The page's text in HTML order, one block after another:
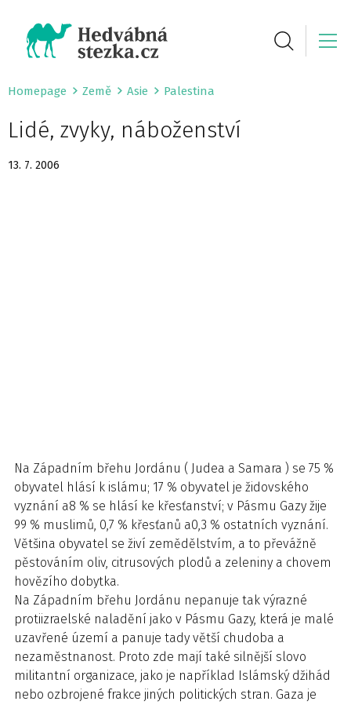
Homepage Země Asie Palestina
Lidé, zvyky, náboženství
13. 7. 2006
Na Západním břehu Jordánu ( Judea a Samara ) se 75 %
obyvatel hlásí k islámu; 17 % obyvatel je židovského
vyznání a8 % se hlásí ke křesťanství; v Pásmu Gazy žije
99 % muslimů, 0,7 % křesťanů a0,3 % ostatních vyznání.
Většina obyvatel se živí zemědělstvím, a to převážně
pěstováním oliv, citrusových plodů a zeleniny a chovem
hovězího dobytka.
Na Západním břehu Jordánu nepanuje tak výrazné
protiizraelské naladění jako v Pásmu Gazy, která je malé
uzavřené území a panuje tady větší chudoba a
nezaměstnanost. Proto zde mají také silnější slovo
militantní organizace, jako je například Islámský džihád
nebo ozbrojené frakce jiných politických stran. Gaza je